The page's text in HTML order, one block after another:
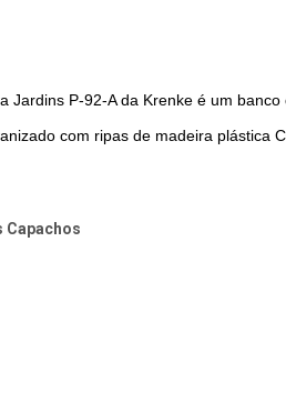
Jardins P-92-A da Krenke é um
com ripas de madeira plástica
Capachos